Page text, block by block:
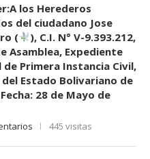
los Herederos
del ciudadano Jose
(
), C.I. N° V-9.393.212,
Asamblea, Expediente
de Primera Instancia Civil,
Estado Bolivariano de
Fecha: 28 de Mayo de
445 visitas